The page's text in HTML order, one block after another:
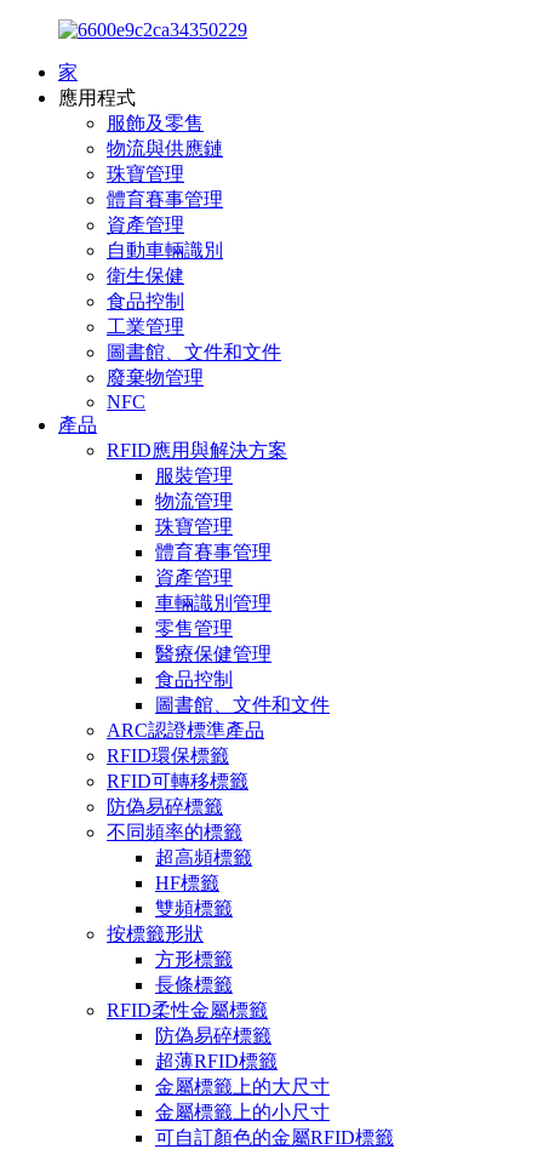
家
應用程式
服飾及零售
物流與供應鏈
珠寶管理
體育賽事管理
資產管理
自動車輛識別
衛生保健
食品控制
工業管理
圖書館、文件和文件
廢棄物管理
NFC
產品
RFID應用與解決方案
服裝管理
物流管理
珠寶管理
體育賽事管理
資產管理
車輛識別管理
零售管理
醫療保健管理
食品控制
圖書館、文件和文件
ARC認證標準產品
RFID環保標籤
RFID可轉移標籤
防偽易碎標籤
不同頻率的標籤
超高頻標籤
HF標籤
雙頻標籤
按標籤形狀
方形標籤
長條標籤
RFID柔性金屬標籤
防偽易碎標籤
超薄RFID標籤
金屬標籤上的大尺寸
金屬標籤上的小尺寸
可自訂顏色的金屬RFID標籤